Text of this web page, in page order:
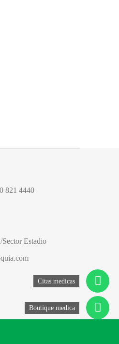
Citas medicas
Boutique medica
821 4440
Estadio